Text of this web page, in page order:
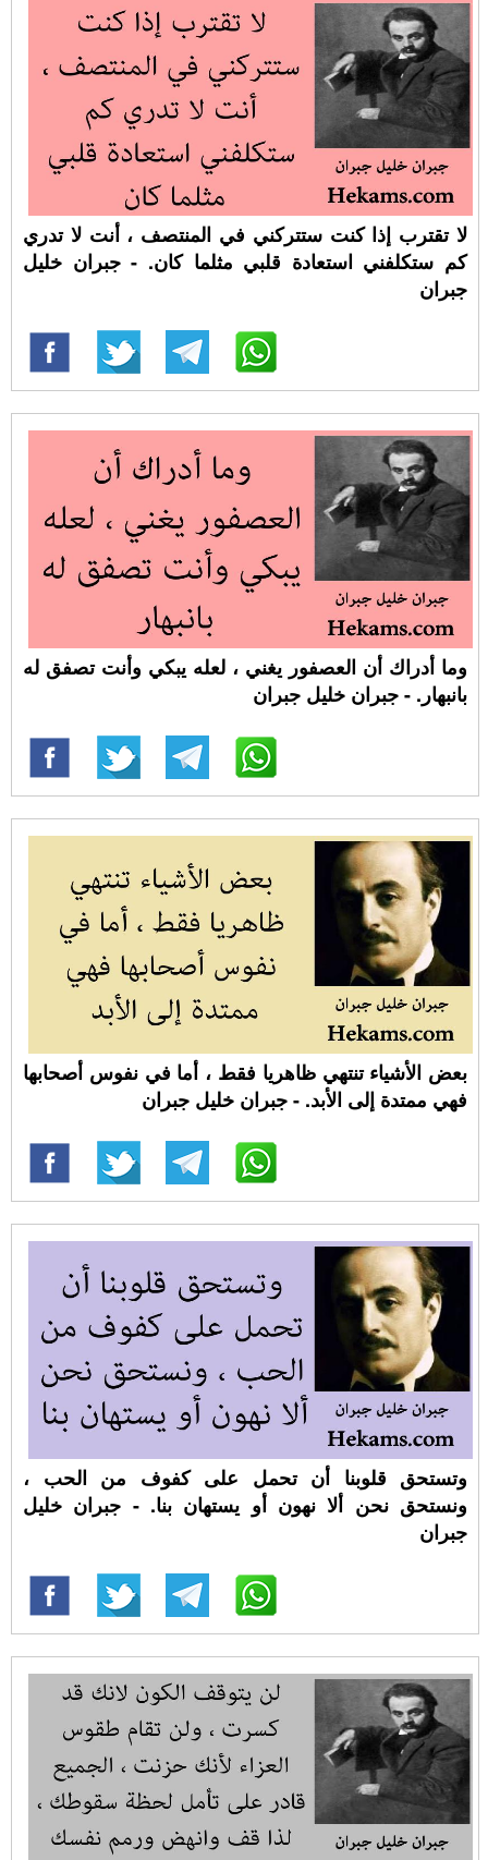
لا تقترب إذا كنت ستتركني في المنتصف ، أنت لا تدري
كم ستكلفني استعادة قلبي مثلما كان. - جبران خليل
جبران
وما أدراك أن العصفور يغني ، لعله يبكي وأنت تصفق له
بانبهار. - جبران خليل جبران
بعض الأشياء تنتهي ظاهريا فقط ، أما في نفوس أصحابها
فهي ممتدة إلى الأبد. - جبران خليل جبران
وتستحق قلوبنا أن تحمل على كفوف من الحب ،
ونستحق نحن ألا نهون أو يستهان بنا. - جبران خليل
جبران